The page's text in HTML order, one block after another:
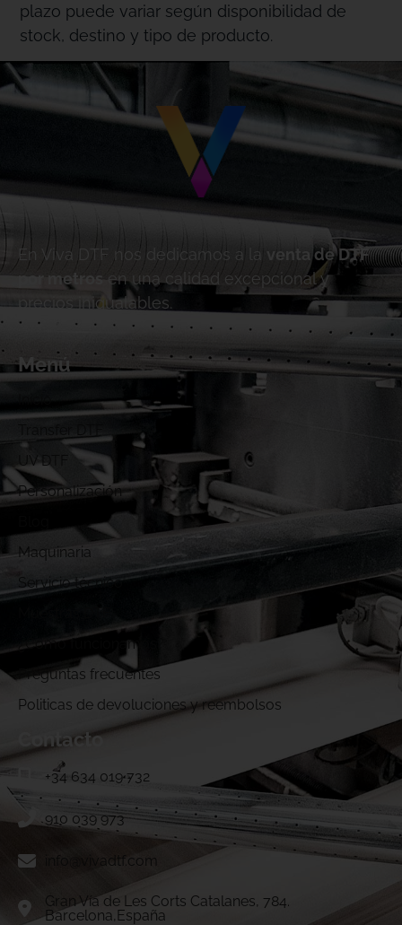
plazo puede variar según disponibilidad de
stock, destino y tipo de producto.
En Viva DTF nos dedicamos a la
venta de DTF
por metros
en una calidad excepcional y
precios inigualables.
Menú
UV DTF
Personalización
Maquinaria
Servicio técnico
¿Cómo funcionamos?
Preguntas frecuentes
Politicas de devoluciones y reembolsos
Contacto
+34 634 019 732
910 039 973
info@vivadtf.com
Gran Vía de Les Corts Catalanes, 784.
Barcelona,España